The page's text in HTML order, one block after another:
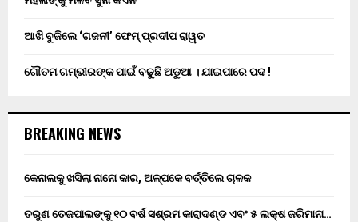
ଆଖି ବୁଜିଲେ ‘ଗଜନୀ’ ଫେମ୍ ପ୍ରଦୀପ ରାୱତ
ଗୌତମ ଗମ୍ଭୀରଙ୍କ ପାଇଁ ବଢୁଛି ଅଡୁଆ । ଯାଇପାରେ ପଦ !
BREAKING NEWS
କେନାଲକୁ ଖସିଲା ନାନୋ କାର, ଅଳ୍ପକେ ବର୍ତ୍ତିଲେ ଚାଳକ
ତରୁଣ ତେଜପାଲଙ୍କୁ ୧୦ ବର୍ଷ ସଶ୍ରମ କାରାଦଣ୍ଡ ଏବଂ ₹୫ ଲକ୍ଷ ଜରିମାନା…